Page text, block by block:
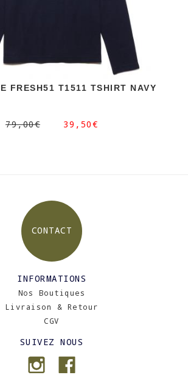
FRESH51 T1511 TSHIRT NAVY
79,00€ 39,50€
CONTACT
INFORMATIONS
Nos Boutiques
Livraison & Retour
CGV
SUIVEZ NOUS